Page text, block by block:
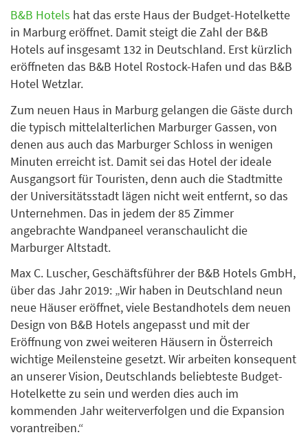
B&B Hotels hat das erste Haus der Budget-Hotelkette
in Marburg eröffnet. Damit steigt die Zahl der B&B
Hotels auf insgesamt 132 in Deutschland. Erst kürzlich
eröffneten das B&B Hotel Rostock-Hafen und das B&B
Hotel Wetzlar.
Zum neuen Haus in Marburg gelangen die Gäste durch
die typisch mittelalterlichen Marburger Gassen, von
denen aus auch das Marburger Schloss in wenigen
Minuten erreicht ist. Damit sei das Hotel der ideale
Ausgangsort für Touristen, denn auch die Stadtmitte
der Universitätsstadt lägen nicht weit entfernt, so das
Unternehmen. Das in jedem der 85 Zimmer
angebrachte Wandpaneel veranschaulicht die
Marburger Altstadt.
Max C. Luscher, Geschäftsführer der B&B Hotels GmbH,
über das Jahr 2019: „Wir haben in Deutschland neun
neue Häuser eröffnet, viele Bestandhotels dem neuen
Design von B&B Hotels angepasst und mit der
Eröffnung von zwei weiteren Häusern in Österreich
wichtige Meilensteine gesetzt. Wir arbeiten konsequent
an unserer Vision, Deutschlands beliebteste Budget-
Hotelkette zu sein und werden dies auch im
kommenden Jahr weiterverfolgen und die Expansion
vorantreiben.“